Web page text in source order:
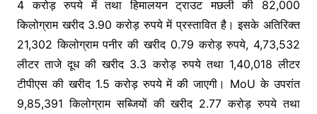
4 करोड़ रुपये में तथा हिमालयन ट्राउट मछली की 82,000
किलोग्राम खरीद 3.90 करोड़ रुपये में प्रस्तावित है। इसके अतिरिक्त
21,302 किलोग्राम पनीर की खरीद 0.79 करोड़ रुपये, 4,73,532
लीटर ताजे दूध की खरीद 3.3 करोड़ रुपये तथा 1,40,018 लीटर
टीपीएस की खरीद 1.5 करोड़ रुपये में की जाएगी। MoU के उपरांत
9,85,391 किलोग्राम सब्जियों की खरीद 2.77 करोड़ रुपये तथा